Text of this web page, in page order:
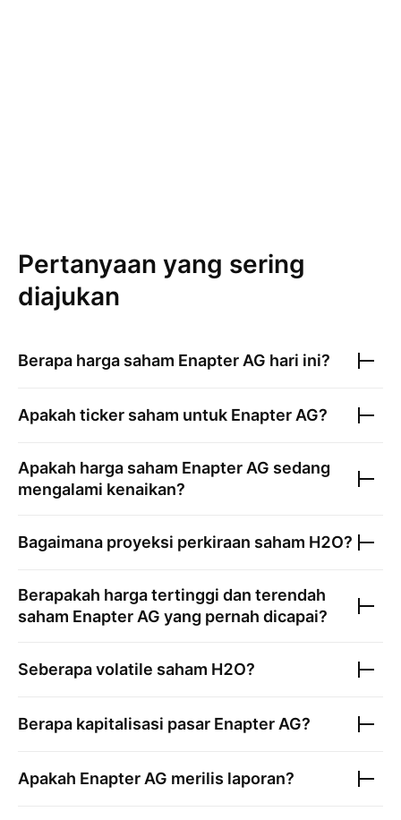
Pertanyaan yang sering
diajukan
Berapa harga saham Enapter AG hari ini?
Apakah ticker saham untuk Enapter AG?
Apakah harga saham Enapter AG sedang
mengalami kenaikan?
Bagaimana proyeksi perkiraan saham H2O?
Berapakah harga tertinggi dan terendah
saham Enapter AG yang pernah dicapai?
Seberapa volatile saham H2O?
Berapa kapitalisasi pasar Enapter AG?
Apakah Enapter AG merilis laporan?